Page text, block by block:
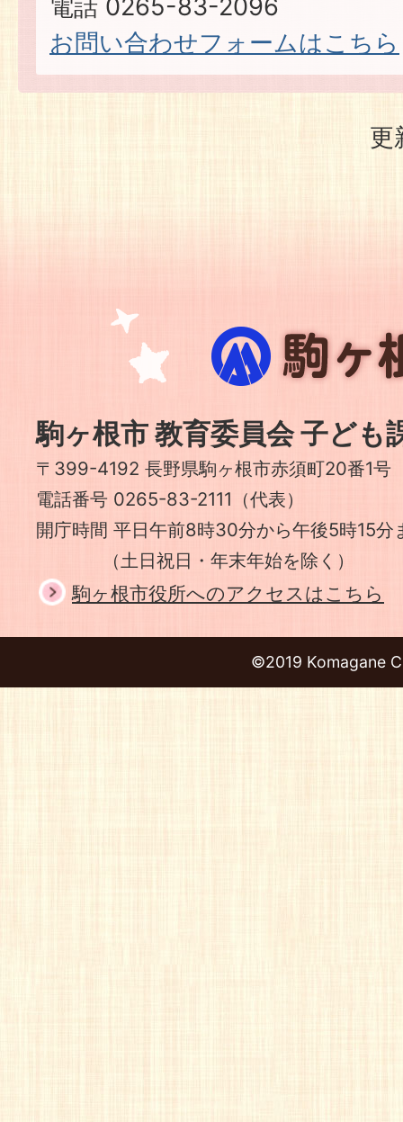
電話 0265-83-2096
​​​​​​​お問い合わせフォームはこちら
更
駒
ヶ
市
駒ヶ根市 教育委員会 子ども
〒399-4192 長野県駒ヶ根市赤須町20番1号
電話番号 0265-83-2111（代表）
開庁時間 平日午前8時30分から午後5時15分
（土日祝日・年末年始を除く）
駒ヶ根市役所へのアクセスはこちら
©2019 Komagane